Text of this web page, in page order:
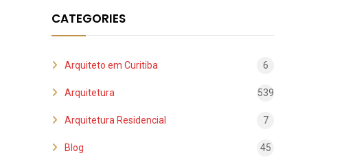
CATEGORIES
Arquiteto em Curitiba 6
Arquitetura 539
Arquitetura Residencial 7
Blog 45